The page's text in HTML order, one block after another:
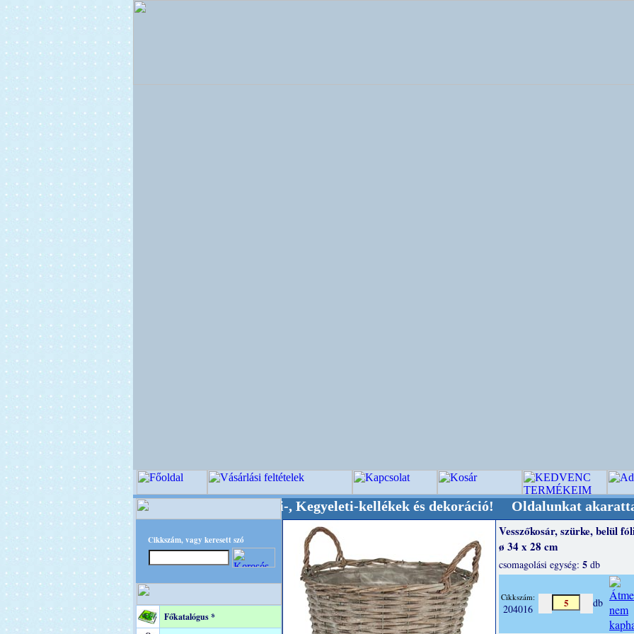
Cikkszám, vagy keresett szó
Főkatalógus *
Virágkötészeti-, Esküvői-, Kegyeleti-kellékek és dekoráció! Oldalunkat akarattal tartjuk
Vesszőkosár, szürke, belül
ø 34 x 28 cm
csomagolási egység: 5 db
Cikkszám:
204016 db